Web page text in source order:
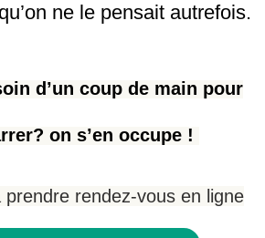
ne le pensait autrefois.
d’un coup de main pour
on s’en occupe !
prendre rendez-vous en ligne